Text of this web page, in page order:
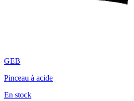
GEB
Pinceau à acide
En stock